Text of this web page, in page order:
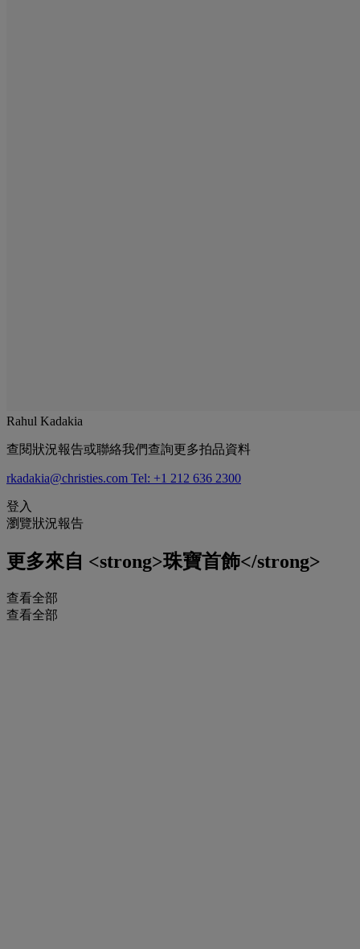
Rahul Kadakia
查閱狀況報告或聯絡我們查詢更多拍品資料
rkadakia@christies.com Tel: +1 212 636 2300
登入
瀏覽狀況報告
更多來自 <strong>珠寶首飾</strong>
查看全部
查看全部